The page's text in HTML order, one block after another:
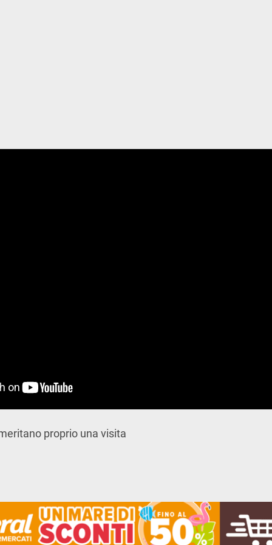
proprio una visita